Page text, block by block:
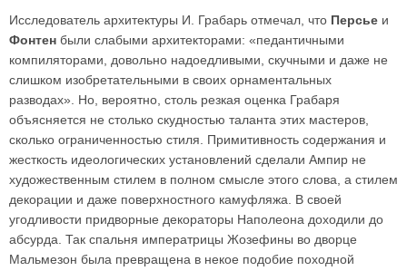
Исследователь архитектуры И. Грабарь отмечал, что Персье и
Фонтен были слабыми архитекторами: «педантичными
компиляторами, довольно надоедливыми, скучными и даже не
слишком изобретательными в своих орнаментальных
разводах». Но, вероятно, столь резкая оценка Грабаря
объясняется не столько скудностью таланта этих мастеров,
сколько ограниченностью стиля. Примитивность содержания и
жесткость идеологических установлений сделали Ампир не
художественным стилем в полном смысле этого слова, а стилем
декорации и даже поверхностного камуфляжа. В своей
угодливости придворные декораторы Наполеона доходили до
абсурда. Так спальня императрицы Жозефины во дворце
Мальмезон была превращена в некое подобие походной